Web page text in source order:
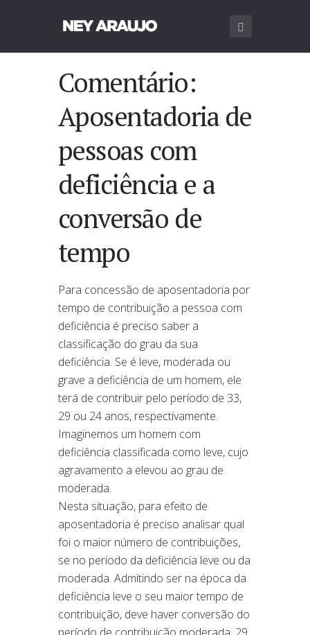
Comentário:
Aposentadoria de
pessoas com
deficiência e a
conversão de
tempo
Para concessão de aposentadoria por
tempo de contribuição a pessoa com
deficiência é preciso saber a
classificação do grau da sua
deficiência. Se é leve, moderada ou
grave a deficiência de um homem, ele
terá de contribuir pelo período de 33,
29 ou 24 anos, respectivamente.
Imaginemos um homem com
deficiência classificada como leve, cujo
agravamento a elevou ao grau de
moderada.
Nesta situação, para efeito de
aposentadoria é preciso analisar qual
foi o maior número de contribuições,
se no período da deficiência leve ou da
moderada. Admitindo ser na época da
deficiência leve o seu maior tempo de
contribuição, deve haver conversão do